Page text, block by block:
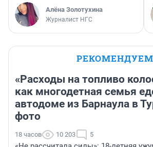
Алёна Золотухина
Журналист НГС
РЕКОМЕНДУЕМ
«Расходы на топливо
как многодетная семья
автодоме из Барнаула в
фото
18 часов 10 203 5